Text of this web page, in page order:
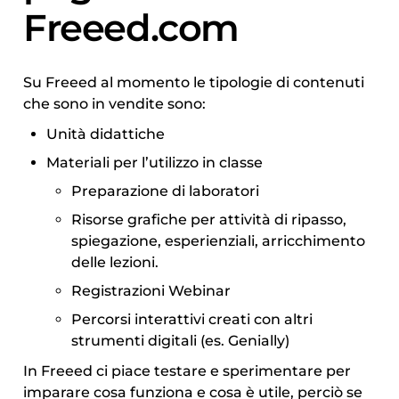
Freeed.com
Su Freeed al momento le tipologie di contenuti
che sono in vendite sono:
Unità didattiche
Materiali per l’utilizzo in classe
Preparazione di laboratori
Risorse grafiche per attività di ripasso,
spiegazione, esperienziali, arricchimento
delle lezioni.
Registrazioni Webinar
Percorsi interattivi creati con altri
strumenti digitali (es. Genially)
In Freeed ci piace testare e sperimentare per
imparare cosa funziona e cosa è utile, perciò se